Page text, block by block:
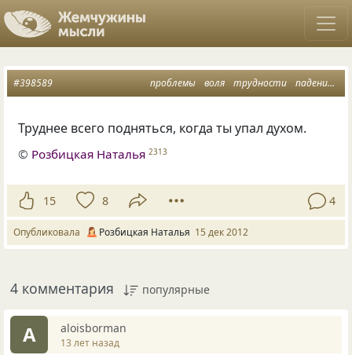
проблемы воля трудности падение
#398589
Труднее всего подняться, когда ты упал духом.
© Розбицкая Наталья 2313
15 8 4
Опубликовала Розбицкая Наталья 15 дек 2012
4 комментария популярные
A aloisborman
13 лет назад